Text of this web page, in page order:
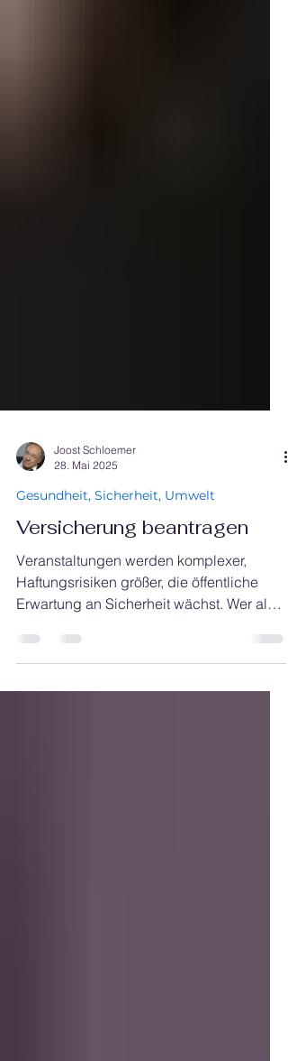
28. Mai 2025
Gesundheit, Sicherheit, Umwelt
Versicherung beantragen
Haftungsrisiken größer, die öffentliche
Erwartung an Sicherheit wächst. Wer als
Verein Verantwortung übernimmt, muss